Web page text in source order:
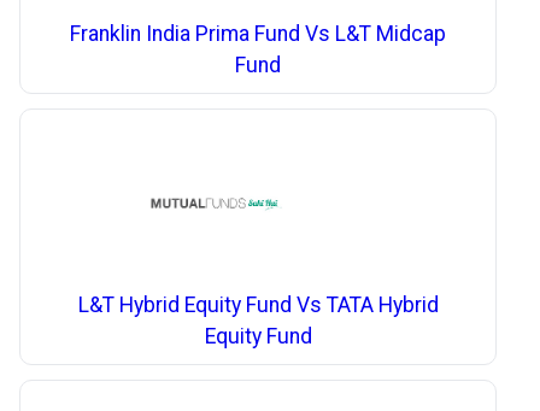
Franklin India Prima Fund Vs L&T Midcap
Fund
L&T Hybrid Equity Fund Vs TATA Hybrid
Equity Fund